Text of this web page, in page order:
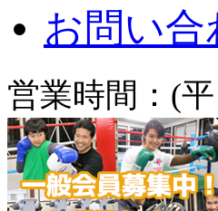
お問い合
営業時間：(